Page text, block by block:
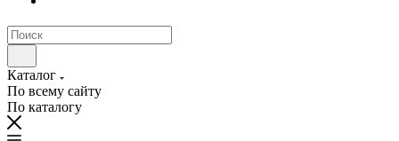
Каталог
По всему сайту
По каталогу